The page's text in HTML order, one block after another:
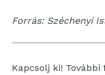
Forrás: Széchenyi
Kapcsolj ki!